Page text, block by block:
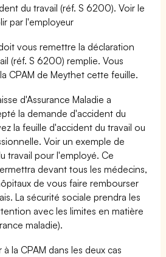
du travail (réf. S 6200). Voir le
par l'employeur
vous remettre la déclaration
(réf. S 6200) remplie. Vous
CPAM de Meythet cette feuille.
d'Assurance Maladie a
la demande d'accident du
la feuille d'accident du travail ou
Voir un exemple de
travail pour l'employé. Ce
devant tous les médecins,
de vous faire rembourser
La sécurité sociale prendra les
avec les limites en matière
maladie).
la CPAM dans les deux cas